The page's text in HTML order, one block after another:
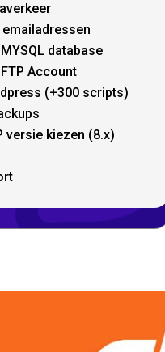
emailadressen
database
Account
(+300 scripts)
versie kiezen (8.x)